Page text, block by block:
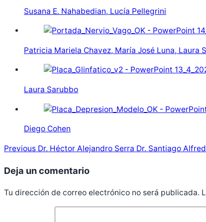
Susana E. Nahabedian, Lucía Pellegrini
Patricia Mariela Chavez, María José Luna, Laura
Laura Sarubbo
Diego Cohen
Previous Dr. Héctor Alejandro Serra Dr. Santiago
Deja un comentario
Tu dirección de correo electrónico no será publicada.